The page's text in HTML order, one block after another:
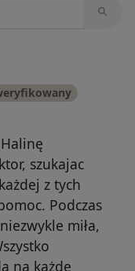
szukajac
z tych
Podczas
miła,
na każde